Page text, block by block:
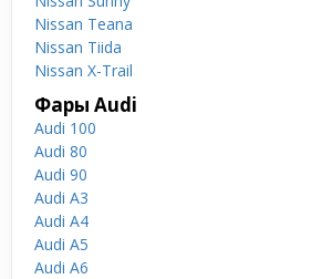
Nissan Teana
Nissan Tiida
Nissan X-Trail
Фары Audi
Audi 100
Audi 80
Audi 90
Audi A3
Audi A4
Audi A5
Audi A6